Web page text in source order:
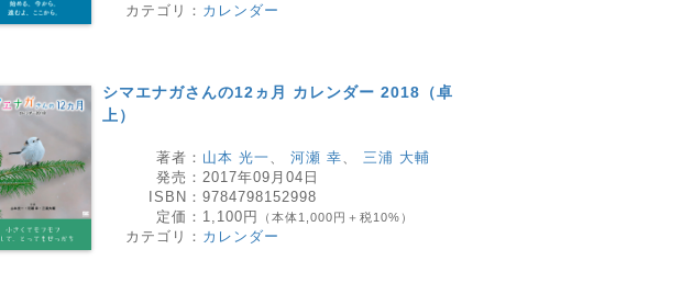
カテゴリ： カレンダー
シマエナガさんの12ヵ月 カレンダー 2018（卓
上）
著者： 山本 光一 、 河瀬 幸、 三浦 大輔
発売： 2017年09月04日
ISBN： 9784798152998
定価： 1,100円 （本体1,000円＋税10%）
カテゴリ： カレンダー